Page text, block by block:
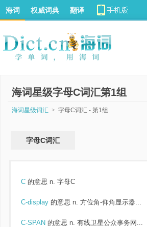
海词 权威词典 翻译
海词星级字母C词汇第1组
海词星级词汇 > 字母C词汇 - 第1组
字母C词汇
C 的意思 n. 字母C
C-display 的意思 n. 方位角-仰角显示器...
C-SPAN 的意思 n. 有线卫星公众事务网...